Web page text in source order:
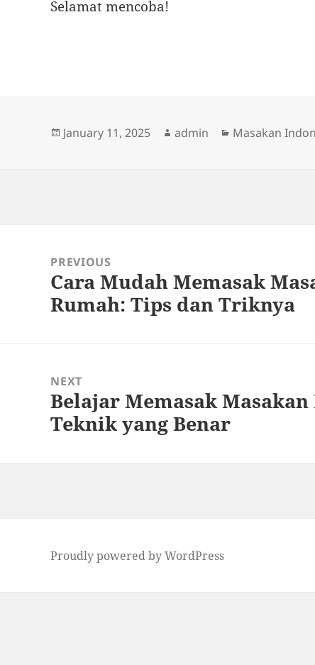
Selamat mencoba!
Posted
January 11, 2025 Author
admin Categories
Masakan
navigationPREVIOUS
Previous
post:
Cara Mudah Memasak
Rumah: Tips dan Triknya
NEXT
Next
post:
Belajar Memasak Masakan
Teknik yang Benar
Proudly powered by WordPress